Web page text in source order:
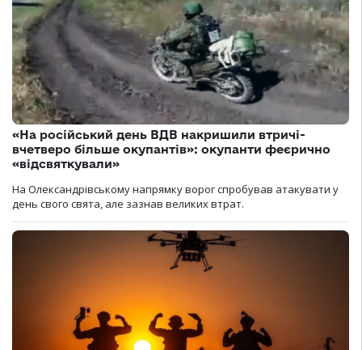
«На російський день ВДВ накришили втричі-
вчетверо більше окупантів»: окупанти феєрично
«відсвяткували»
На Олександрівському напрямку ворог спробував атакувати у
день свого свята, але зазнав великих втрат.